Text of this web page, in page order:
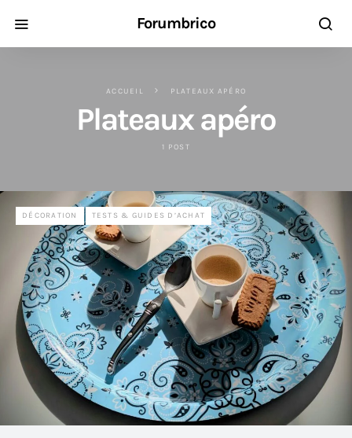
Forumbrico
ACCUEIL PLATEAUX APÉRO
Plateaux apéro
1 POST
DÉCORATION TESTS & GUIDES D’ACHAT